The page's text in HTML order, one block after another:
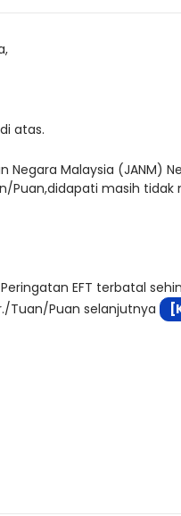
atas.
Malaysia (JANM)
Puan,didapati masih tidak
EFT terbatal
Tuan/Puan selanjutnya